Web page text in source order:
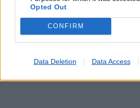
Opted Out
CONFIRM
Data Deletion Data Access